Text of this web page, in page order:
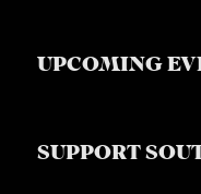
UPCOMING
SUPPORT